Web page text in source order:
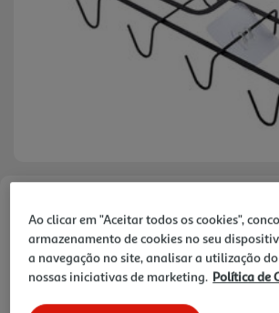
4.99 €/un
Ao clicar em "Aceitar todos os cookies",
armazenamento de cookies no seu
a navegação no site, analisar a utilização
nossas iniciativas de marketing. Política de